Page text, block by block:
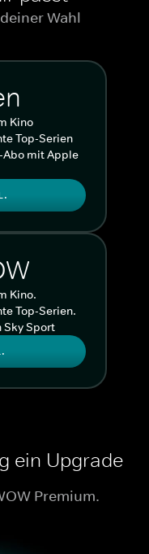
Wahl
Kino
Top-Serien
mit Apple
Kino.
Top-Serien.
Sky Sport
ein Upgrade
Premium.